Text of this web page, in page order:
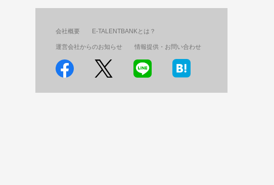
会社概要 E-TALENTBANKとは？
運営会社からのお知らせ 情報提供・お問い合わせ